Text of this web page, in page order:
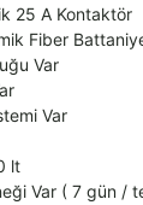
25 A Kontaktör
Fiber
Var
Var
lt
ği Var ( 7 gün /